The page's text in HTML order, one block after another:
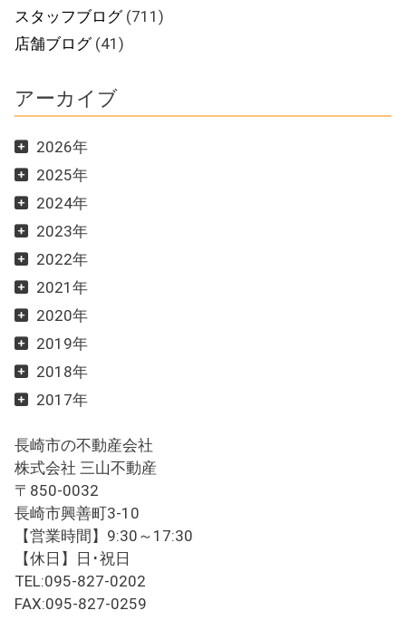
スタッフブログ(711)
店舗ブログ(41)
アーカイブ
2026年
2025年
2024年
2023年
2022年
2021年
2020年
2019年
2018年
2017年
長崎市の不動産会社
株式会社 三山不動産
〒850-0032
長崎市興善町3-10
【営業時間】9:30～17:30
【休日】日･祝日
TEL:095-827-0202
FAX:095-827-0259